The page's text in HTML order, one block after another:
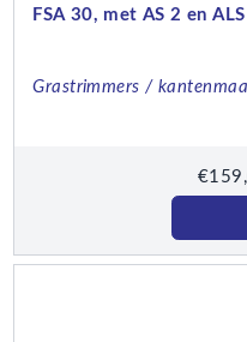
FSA 30, met AS 2 en
Grastrimmers /
€